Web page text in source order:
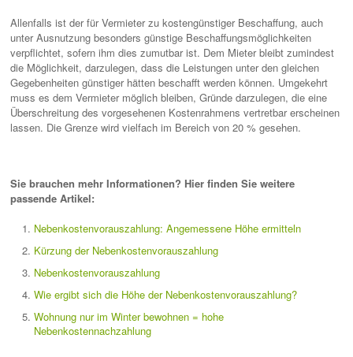
Allenfalls ist der für Vermieter zu kostengünstiger Beschaffung, auch
unter Ausnutzung besonders günstige Beschaffungsmöglichkeiten
verpflichtet, sofern ihm dies zumutbar ist. Dem Mieter bleibt zumindest
die Möglichkeit, darzulegen, dass die Leistungen unter den gleichen
Gegebenheiten günstiger hätten beschafft werden können. Umgekehrt
muss es dem Vermieter möglich bleiben, Gründe darzulegen, die eine
Überschreitung des vorgesehenen Kostenrahmens vertretbar erscheinen
lassen. Die Grenze wird vielfach im Bereich von 20 % gesehen.
Sie brauchen mehr Informationen? Hier finden Sie weitere
passende Artikel:
Nebenkostenvorauszahlung: Angemessene Höhe ermitteln
Kürzung der Nebenkostenvorauszahlung
Nebenkostenvorauszahlung
Wie ergibt sich die Höhe der Nebenkostenvorauszahlung?
Wohnung nur im Winter bewohnen = hohe
Nebenkostennachzahlung